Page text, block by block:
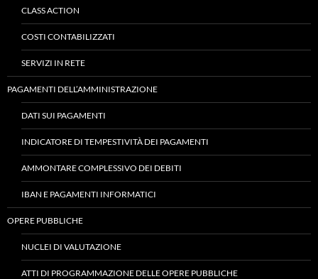
CLASS ACTION
COSTI CONTABILIZZATI
SERVIZI IN RETE
PAGAMENTI DELL’AMMINISTRAZIONE
DATI SUI PAGAMENTI
INDICATORE DI TEMPESTIVITÀ DEI PAGAMENTI
AMMONTARE COMPLESSIVO DEI DEBITI
IBAN E PAGAMENTI INFORMATICI
OPERE PUBBLICHE
NUCLEI DI VALUTAZIONE
ATTI DI PROGRAMMAZIONE DELLE OPERE PUBBLICHE